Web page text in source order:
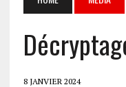
8 JANVIER 2024